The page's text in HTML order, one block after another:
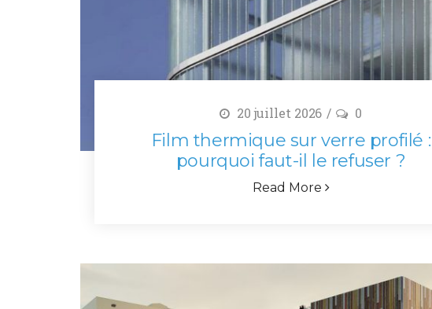
20 juillet 2026 0
Film thermique sur verre profilé :
pourquoi faut-il le refuser ?
Read More